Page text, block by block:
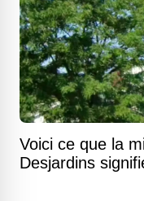
Voici ce que la
Desjardins